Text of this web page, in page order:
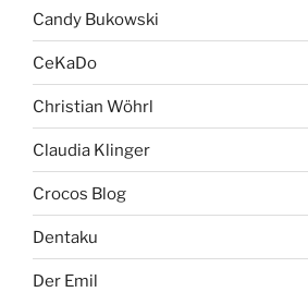
Candy Bukowski
CeKaDo
Christian Wöhrl
Claudia Klinger
Crocos Blog
Dentaku
Der Emil